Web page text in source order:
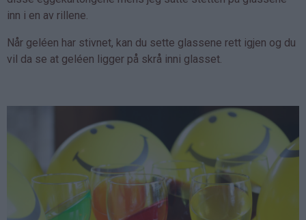
inn i en av rillene.
Når geléen har stivnet, kan du sette glassene rett igjen og du
vil da se at geléen ligger på skrå inni glasset.